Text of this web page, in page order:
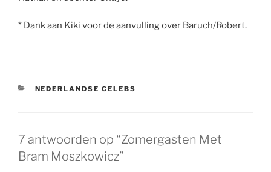
* Dank aan Kiki voor de aanvulling over Baruch/Robert.
CATEGORIEËN
NEDERLANDSE CELEBS
7 antwoorden op “Zomergasten Met
Bram Moszkowicz”